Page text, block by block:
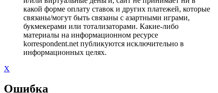
какой форме оплату ставок и других платежей, которые
связаны/могут быть связаны с азартными играми,
букмекерами или тотализаторами. Какие-либо
материалы на информационном ресурсе
korrespondent.net публикуются исключительно в
информационных целях.
X
Ошибка